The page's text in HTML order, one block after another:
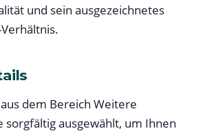
und sein ausgezeichnetes
dem Bereich Weitere
sorgfältig ausgewählt, um Ihnen